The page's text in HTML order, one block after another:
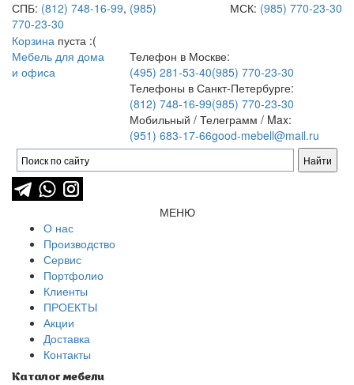
СПБ: (812) 748-16-99, (985)
770-23-30
МСК: (985) 770-23-30
Корзина пуста :(
Мебель для дома
и офиса
Телефон в Москве:
(495) 281-53-40(985) 770-23-30
Телефоны в Санкт-Петербурге:
(812) 748-16-99(985) 770-23-30
Мобильный / Телеграмм / Max:
(951) 683-17-66good-mebell@mail.ru
МЕНЮ
О нас
Производство
Сервис
Портфолио
Клиенты
ПРОЕКТЫ
Акции
Доставка
Контакты
Каталог мебели